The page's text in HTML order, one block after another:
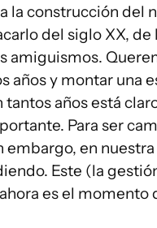
la construcción del
del siglo XX,
amiguismos.
años y montar una
tantos años está
Para ser
embargo, en
Este (la
es el momento